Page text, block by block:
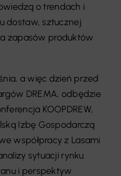
o trendach i
dostaw, sztucznej
zapasów produktów
a więc dzień przed
DREMA, odbędzie
KOOPDREW,
Izbę Gospodarczą
współpracy z Lasami
sytuacji rynku
i perspektyw